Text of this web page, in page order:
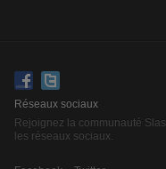
Réseaux sociaux
Rejoignez la communauté
les réseaux sociaux.